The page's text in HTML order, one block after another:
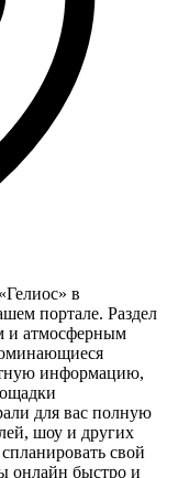
в
портале. Раздел
и атмосферным
информацию,
для вас полную
шоу и других
свой
онлайн быстро и